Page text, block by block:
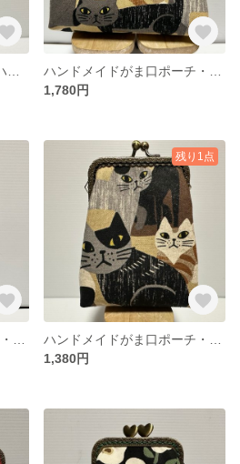
1,780円
残り1点
1,380円